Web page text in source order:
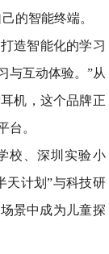
的智能终端。
造智能化的学习
与互动体验。”从
机，这个品牌正
台。
校、深圳实验小
天计划”与科技研
景中成为儿童探